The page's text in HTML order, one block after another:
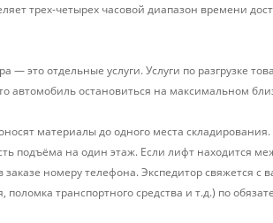
трех-четырех часовой диапазон времени
— это отдельные услуги. Услуги по разгрузке
автомобиль остановиться на максимальном
материалы до одного места складирования.
подъёма на один этаж. Если лифт находится
номеру телефона. Экспедитор свяжется с
транспортного средства и т.д.) по